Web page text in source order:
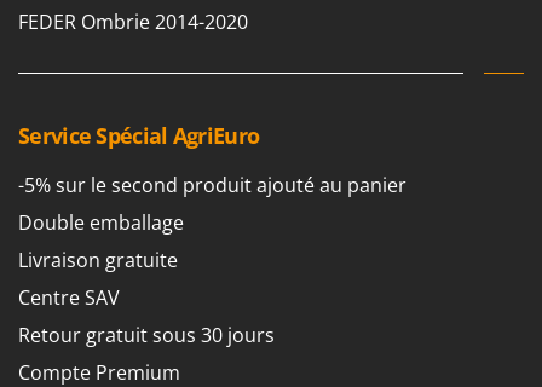
FEDER Ombrie 2014-2020
Service Spécial AgriEuro
-5% sur le second produit ajouté au panier
Double emballage
Livraison gratuite
Centre SAV
Retour gratuit sous 30 jours
Compte Premium